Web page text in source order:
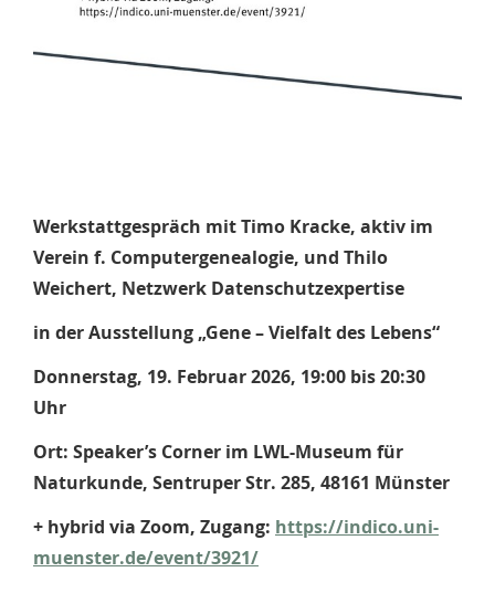
Werkstattgespräch mit Timo Kracke, aktiv im
Verein f. Computergenealogie, und Thilo
Weichert, Netzwerk Datenschutzexpertise
in der Ausstellung „Gene – Vielfalt des Lebens“
Donnerstag, 19. Februar 2026, 19:00 bis 20:30
Uhr
Ort: Speaker’s Corner im LWL-Museum für
Naturkunde, Sentruper Str. 285, 48161 Münster
+ hybrid via Zoom, Zugang: https://indico.uni-
muenster.de/event/3921/